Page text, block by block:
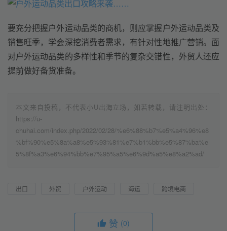
要充分把握户外运动品类的商机，则应掌握户外运动品类及
销售旺季，学会深挖消费者需求，有针对性地推广营销。面
对户外运动品类的多样性和季节的复杂交错性，外贸人还应
提前做好备货准备。
本文来自投稿，不代表小U出海立场，如若转载，请注明出处：
https://u-
chuhai.com/index.php/2022/02/28/%e6%88%b7%e5%a4%96%e8
%bf%90%e5%8a%a8%e5%93%81%e7%b1%bb%e5%87%ba%e
5%8f%a3%e6%94%bb%e7%95%a5%e6%9d%a5%e8%a2%ad/
出口 外贸 户外运动 海运 跨境电商
赞 (0)